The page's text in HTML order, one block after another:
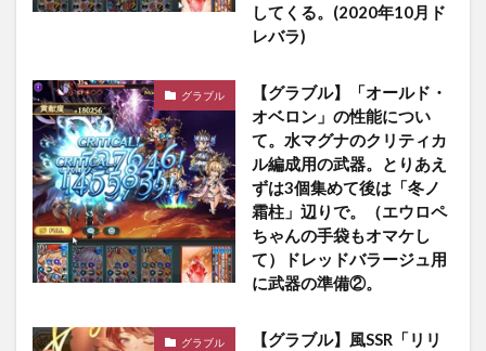
してくる。(2020年10月ド
レバラ)
グラブル
【グラブル】「オールド・
オベロン」の性能につい
て。水マグナのクリティカ
ル編成用の武器。とりあえ
ずは3個集めて後は「冬ノ
霜柱」辺りで。（エウロペ
ちゃんの手袋もオマケし
て）ドレッドバラージュ用
に武器の準備②。
グラブル
【グラブル】風SSR「リリ